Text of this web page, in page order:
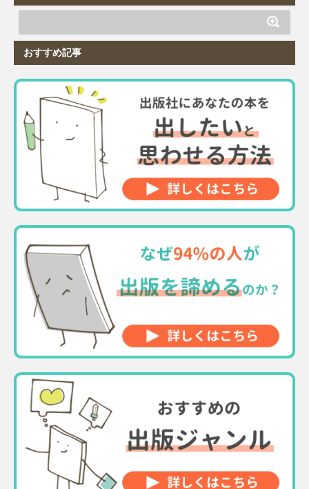
おすすめ記事